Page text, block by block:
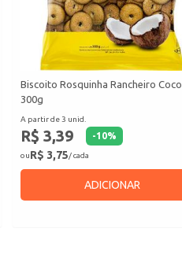
Biscoito Rosquinha Rancheiro Coco
300g
A partir de 3 unid.
R$ 3,39 -10%
ouR$ 3,75/ cada
ADICIONAR